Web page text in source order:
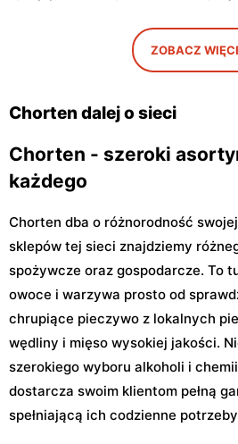
Warszawa, ul. Gwiaździsta
Warszawa, ul. Władysława
Tatarkiewicza 10a
ZOBACZ
Chorten dalej o sieci
Chorten - szeroki
każdego
Chorten dba o różnorodność
sklepów tej sieci znajdziemy
spożywcze oraz gospodarcze. To
owoce i warzywa prosto od
chrupiące pieczywo z lokalnych
wędliny i mięso wysokiej jakości.
szerokiego wyboru alkoholi i
dostarcza swoim klientom pełną
spełniającą ich codzienne